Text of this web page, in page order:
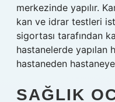
merkezinde yapılır.
kan ve idrar testleri
sigortası tarafından
hastanelerde yapılan
hastaneden
SAĞLIK